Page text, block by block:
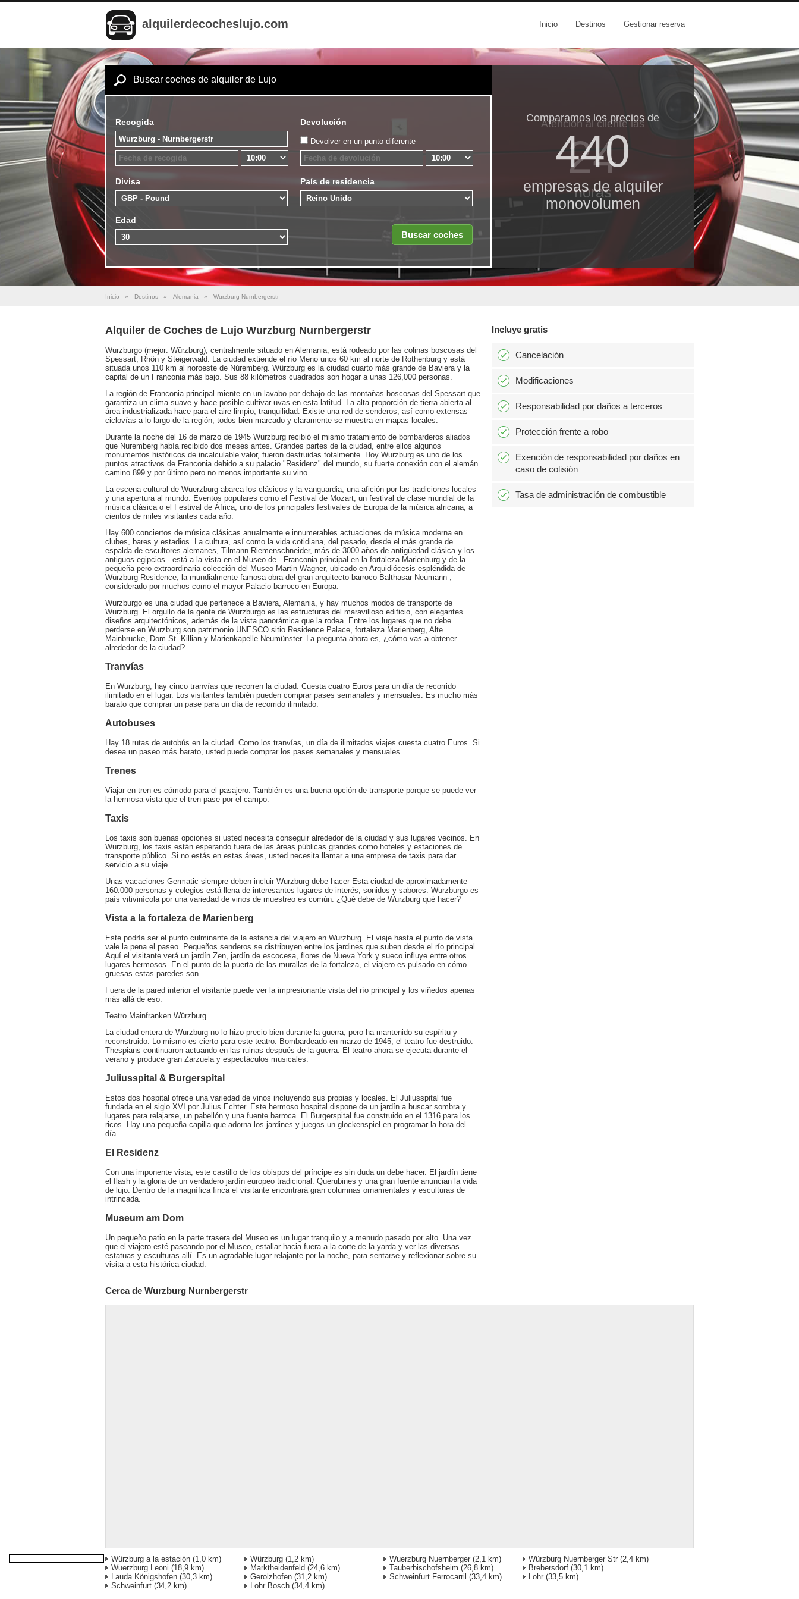
alquilerdecocheslujo.com Inicio Destinos Gestionar reserva
Buscar coches de alquiler de Lujo
Recogida Devolución
Devolver en un punto diferente
Divisa País de residencia
Edad
Comparamos los precios de
440
empresas de alquiler
monovolumen
Atención al cliente las
24
horas
Inicio » Destinos » Alemania » Wurzburg Nurnbergerstr
Alquiler de Coches de Lujo Wurzburg Nurnbergerstr
Wurzburgo (mejor: Würzburg), centralmente situado en Alemania, está rodeado por las colinas boscosas del
Spessart, Rhön y Steigerwald. La ciudad extiende el río Meno unos 60 km al norte de Rothenburg y está
situada unos 110 km al noroeste de Núremberg. Würzburg es la ciudad cuarto más grande de Baviera y la
capital de un Franconia más bajo. Sus 88 kilómetros cuadrados son hogar a unas 126,000 personas.
La región de Franconia principal miente en un lavabo por debajo de las montañas boscosas del Spessart que
garantiza un clima suave y hace posible cultivar uvas en esta latitud. La alta proporción de tierra abierta al
área industrializada hace para el aire limpio, tranquilidad. Existe una red de senderos, así como extensas
ciclovías a lo largo de la región, todos bien marcado y claramente se muestra en mapas locales.
Durante la noche del 16 de marzo de 1945 Wurzburg recibió el mismo tratamiento de bombarderos aliados
que Nuremberg había recibido dos meses antes. Grandes partes de la ciudad, entre ellos algunos
monumentos históricos de incalculable valor, fueron destruidas totalmente. Hoy Wurzburg es uno de los
puntos atractivos de Franconia debido a su palacio "Residenz" del mundo, su fuerte conexión con el alemán
camino 899 y por último pero no menos importante su vino.
La escena cultural de Wuerzburg abarca los clásicos y la vanguardia, una afición por las tradiciones locales
y una apertura al mundo. Eventos populares como el Festival de Mozart, un festival de clase mundial de la
música clásica o el Festival de África, uno de los principales festivales de Europa de la música africana, a
cientos de miles visitantes cada año.
Hay 600 conciertos de música clásicas anualmente e innumerables actuaciones de música moderna en
clubes, bares y estadios. La cultura, así como la vida cotidiana, del pasado, desde el más grande de
espalda de escultores alemanes, Tilmann Riemenschneider, más de 3000 años de antigüedad clásica y los
antiguos egipcios - está a la vista en el Museo de - Franconia principal en la fortaleza Marienburg y de la
pequeña pero extraordinaria colección del Museo Martin Wagner, ubicado en Arquidiócesis espléndida de
Würzburg Residence, la mundialmente famosa obra del gran arquitecto barroco Balthasar Neumann ,
considerado por muchos como el mayor Palacio barroco en Europa.
Wurzburgo es una ciudad que pertenece a Baviera, Alemania, y hay muchos modos de transporte de
Wurzburg. El orgullo de la gente de Wurzburgo es las estructuras del maravilloso edificio, con elegantes
diseños arquitectónicos, además de la vista panorámica que la rodea. Entre los lugares que no debe
perderse en Wurzburg son patrimonio UNESCO sitio Residence Palace, fortaleza Marienberg, Alte
Mainbrucke, Dom St. Killian y Marienkapelle Neumünster. La pregunta ahora es, ¿cómo vas a obtener
alrededor de la ciudad?
Tranvías
En Wurzburg, hay cinco tranvías que recorren la ciudad. Cuesta cuatro Euros para un día de recorrido
ilimitado en el lugar. Los visitantes también pueden comprar pases semanales y mensuales. Es mucho más
barato que comprar un pase para un día de recorrido ilimitado.
Autobuses
Hay 18 rutas de autobús en la ciudad. Como los tranvías, un día de ilimitados viajes cuesta cuatro Euros. Si
desea un paseo más barato, usted puede comprar los pases semanales y mensuales.
Trenes
Viajar en tren es cómodo para el pasajero. También es una buena opción de transporte porque se puede ver
la hermosa vista que el tren pase por el campo.
Taxis
Los taxis son buenas opciones si usted necesita conseguir alrededor de la ciudad y sus lugares vecinos. En
Wurzburg, los taxis están esperando fuera de las áreas públicas grandes como hoteles y estaciones de
transporte público. Si no estás en estas áreas, usted necesita llamar a una empresa de taxis para dar
servicio a su viaje.
Unas vacaciones Germatic siempre deben incluir Wurzburg debe hacer Esta ciudad de aproximadamente
160.000 personas y colegios está llena de interesantes lugares de interés, sonidos y sabores. Wurzburgo es
país vitivinícola por una variedad de vinos de muestreo es común. ¿Qué debe de Wurzburg qué hacer?
Vista a la fortaleza de Marienberg
Este podría ser el punto culminante de la estancia del viajero en Wurzburg. El viaje hasta el punto de vista
vale la pena el paseo. Pequeños senderos se distribuyen entre los jardines que suben desde el río principal.
Aquí el visitante verá un jardín Zen, jardín de escocesa, flores de Nueva York y sueco influye entre otros
lugares hermosos. En el punto de la puerta de las murallas de la fortaleza, el viajero es pulsado en cómo
gruesas estas paredes son.
Fuera de la pared interior el visitante puede ver la impresionante vista del río principal y los viñedos apenas
más allá de eso.
Teatro Mainfranken Würzburg
La ciudad entera de Wurzburg no lo hizo precio bien durante la guerra, pero ha mantenido su espíritu y
reconstruido. Lo mismo es cierto para este teatro. Bombardeado en marzo de 1945, el teatro fue destruido.
Thespians continuaron actuando en las ruinas después de la guerra. El teatro ahora se ejecuta durante el
verano y produce gran Zarzuela y espectáculos musicales.
Juliusspital & Burgerspital
Estos dos hospital ofrece una variedad de vinos incluyendo sus propias y locales. El Juliusspital fue
fundada en el siglo XVI por Julius Echter. Este hermoso hospital dispone de un jardín a buscar sombra y
lugares para relajarse, un pabellón y una fuente barroca. El Burgerspital fue construido en el 1316 para los
ricos. Hay una pequeña capilla que adorna los jardines y juegos un glockenspiel en programar la hora del
día.
El Residenz
Con una imponente vista, este castillo de los obispos del príncipe es sin duda un debe hacer. El jardín tiene
el flash y la gloria de un verdadero jardín europeo tradicional. Querubines y una gran fuente anuncian la vida
de lujo. Dentro de la magnífica finca el visitante encontrará gran columnas ornamentales y esculturas de
intrincada.
Museum am Dom
Un pequeño patio en la parte trasera del Museo es un lugar tranquilo y a menudo pasado por alto. Una vez
que el viajero esté paseando por el Museo, estallar hacia fuera a la corte de la yarda y ver las diversas
estatuas y esculturas allí. Es un agradable lugar relajante por la noche, para sentarse y reflexionar sobre su
visita a esta histórica ciudad.
Incluye gratis
Cancelación
Modificaciones
Responsabilidad por daños a terceros
Protección frente a robo
Exención de responsabilidad por daños en
caso de colisión
Tasa de administración de combustible
Cerca de Wurzburg Nurnbergerstr
Würzburg a la estación (1,0 km) Würzburg (1,2 km) Wuerzburg Nuernberger (2,1 km) Würzburg Nuernberger Str (2,4 km)
Wuerzburg Leoni (18,9 km) Marktheidenfeld (24,6 km) Tauberbischofsheim (26,8 km) Brebersdorf (30,1 km)
Lauda Königshofen (30,3 km) Gerolzhofen (31,2 km) Schweinfurt Ferrocarril (33,4 km) Lohr (33,5 km)
Schweinfurt (34,2 km) Lohr Bosch (34,4 km)